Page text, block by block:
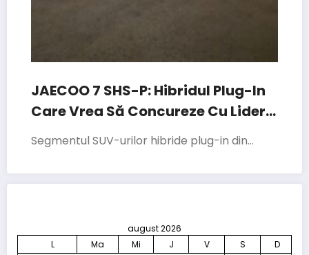
JAECOO 7 SHS-P: Hibridul Plug-In
Care Vrea Să Concureze Cu Liderii
Segmentului
Segmentul SUV-urilor hibride plug-in din…
august 2026
L
Ma Mi J V S
D